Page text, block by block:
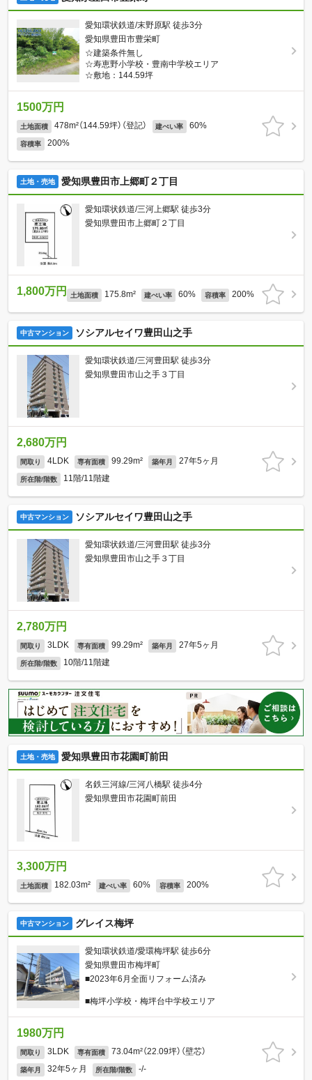
愛知環状鉄道/末野原駅 徒歩3分
愛知県豊田市豊栄町
☆建築条件無し
☆寿恵野小学校・豊南中学校エリア
☆敷地：144.59坪
1500万円
土地面積 478m²（144.59坪）（登記） 建ぺい率 60%
容積率 200%
土地・売地 愛知県豊田市上郷町２丁目
愛知環状鉄道/三河上郷駅 徒歩3分
愛知県豊田市上郷町２丁目
1,800万円 土地面積 175.8m² 建ぺい率 60% 容積率 200%
中古マンション ソシアルセイワ豊田山之手
愛知環状鉄道/三河豊田駅 徒歩3分
愛知県豊田市山之手３丁目
2,680万円
間取り 4LDK 専有面積 99.29m² 築年月 27年5ヶ月
所在階/階数 11階/11階建
中古マンション ソシアルセイワ豊田山之手
愛知環状鉄道/三河豊田駅 徒歩3分
愛知県豊田市山之手３丁目
2,780万円
間取り 3LDK 専有面積 99.29m² 築年月 27年5ヶ月
所在階/階数 10階/11階建
土地・売地 愛知県豊田市花園町前田
名鉄三河線/三河八橋駅 徒歩4分
愛知県豊田市花園町前田
3,300万円
土地面積 182.03m² 建ぺい率 60% 容積率 200%
中古マンション グレイス梅坪
愛知環状鉄道/愛環梅坪駅 徒歩6分
愛知県豊田市梅坪町
■2023年6月全面リフォーム済み
■梅坪小学校・梅坪台中学校エリア
1980万円
間取り 3LDK 専有面積 73.04m²（22.09坪）（壁芯）
築年月 32年5ヶ月 所在階/階数 -/-